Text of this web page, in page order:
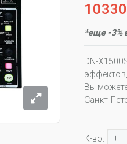
*еще -3%
DN-
Вы
Санкт-
К-во: +